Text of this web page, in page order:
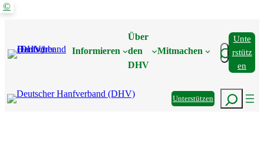
Zum
Informieren
Über
den
DHV
Mitmachen Suchen
Unte
Rstütz
En
UnterstützenSuchen
©